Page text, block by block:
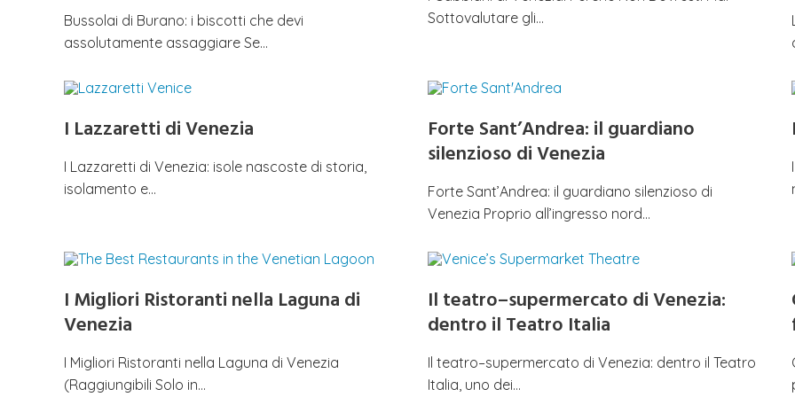
Bussolai di Burano: i biscotti che devi
assolutamente assaggiare Se…
Sottovalutare gli…
I Lazzaretti di Venezia
I Lazzaretti di Venezia: isole nascoste di storia,
isolamento e…
Forte Sant’Andrea: il guardiano
silenzioso di Venezia
Forte Sant’Andrea: il guardiano silenzioso di
Venezia Proprio all’ingresso nord…
I Migliori Ristoranti nella Laguna di
Venezia
I Migliori Ristoranti nella Laguna di Venezia
(Raggiungibili Solo in…
Il teatro–supermercato di Venezia:
dentro il Teatro Italia
Il teatro–supermercato di Venezia: dentro il Teatro
Italia, uno dei…